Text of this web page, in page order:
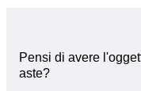
Pensi di avere
aste?